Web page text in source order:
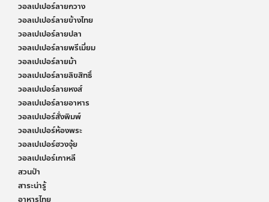
วอลเปเปอร์ลายกวาง
วอลเปเปอร์ลายข้างไทย
วอลเปเปอร์ลายปลา
วอลเปเปอร์ลายพรีเมี่ยม
วอลเปเปอร์ลายม้า
วอลเปเปอร์ลายลิขสิทธิ์
วอลเปเปอร์ลายหงส์
วอลเปเปอร์ลายอาหาร
วอลเปเปอร์สั่งพิมพ์
วอลเปเปอร์ห้องพระ
วอลเปเปอร์ฮวงจุ้ย
วอลเปเปอร์เกาหลี
สวนป่า
สาระน่ารู้